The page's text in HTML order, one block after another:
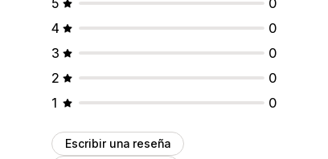
4
0
3
0
2
0
1
0
Escribir una reseña